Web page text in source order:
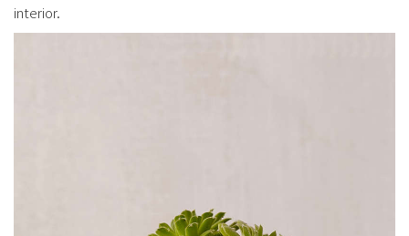
interior.